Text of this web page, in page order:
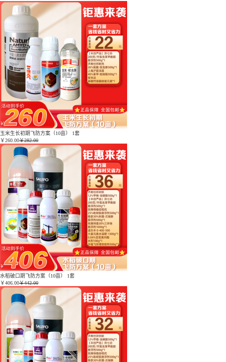
玉米生长初期飞防方案（10亩） 1套
￥260.00￥282.00
水稻破口期飞防方案（10亩） 1套
￥406.00￥442.00